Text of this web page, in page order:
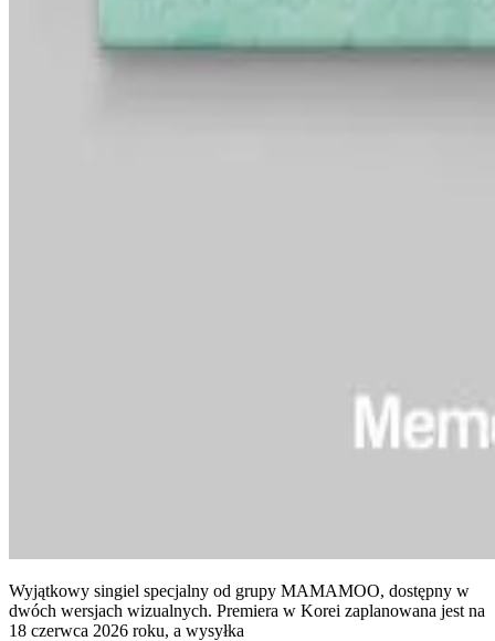
Wyjątkowy singiel specjalny od grupy MAMAMOO, dostępny w
dwóch wersjach wizualnych. Premiera w Korei zaplanowana jest na
18 czerwca 2026 roku, a wysyłka